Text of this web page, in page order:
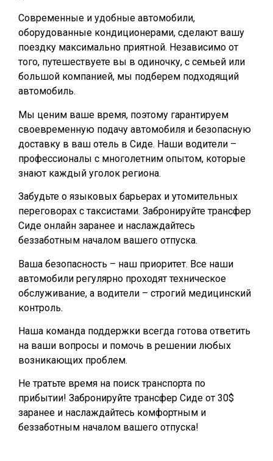
Современные и удобные автомобили,
оборудованные кондиционерами, сделают вашу
поездку максимально приятной. Независимо от
того, путешествуете вы в одиночку, с семьей или
большой компанией, мы подберем подходящий
автомобиль.
Мы ценим ваше время, поэтому гарантируем
своевременную подачу автомобиля и безопасную
доставку в ваш отель в Сиде. Наши водители –
профессионалы с многолетним опытом, которые
знают каждый уголок региона.
Забудьте о языковых барьерах и утомительных
переговорах с таксистами. Забронируйте трансфер
Сиде онлайн заранее и наслаждайтесь
беззаботным началом вашего отпуска.
Ваша безопасность – наш приоритет. Все наши
автомобили регулярно проходят техническое
обслуживание, а водители – строгий медицинский
контроль.
Наша команда поддержки всегда готова ответить
на ваши вопросы и помочь в решении любых
возникающих проблем.
Не тратьте время на поиск транспорта по
прибытии! Забронируйте трансфер Сиде от 30$
заранее и наслаждайтесь комфортным и
беззаботным началом вашего отпуска!